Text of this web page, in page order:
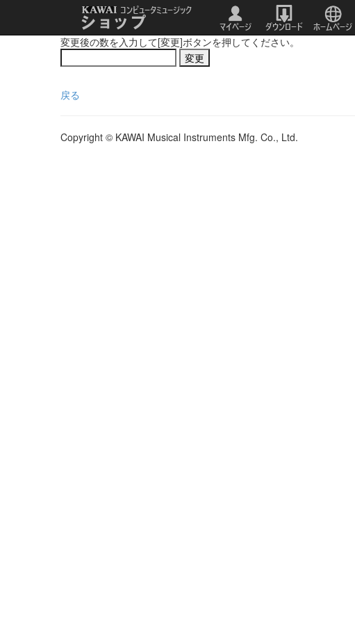
変更後の数を入力して[変更]ボタンを押してください。
戻る
Copyright © KAWAI Musical Instruments Mfg. Co., Ltd.